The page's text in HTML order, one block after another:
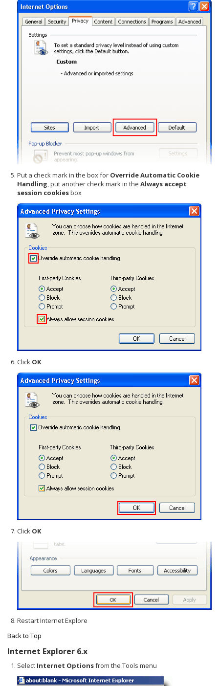
Put a check mark in the box for Override Automatic Cookie
Handling, put another check mark in the Always accept
session cookiesbox
Click OK
Click OK
Restart Internet Explore
Back to Top
Internet Explorer 6.x
Select Internet Optionsfrom the Tools menu